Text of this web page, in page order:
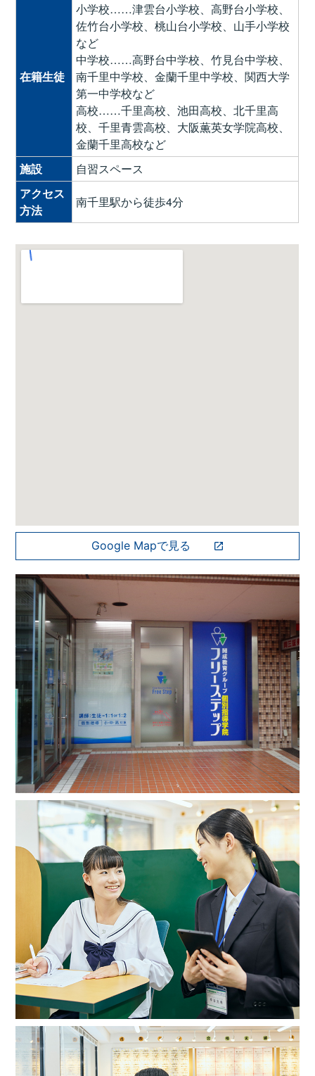
在籍生徒
小学校……津雲台小学校、高野台小学校、
佐竹台小学校、桃山台小学校、山手小学校
など
中学校……高野台中学校、竹見台中学校、
南千里中学校、金蘭千里中学校、関西大学
第一中学校など
高校……千里高校、池田高校、北千里高
校、千里青雲高校、大阪薫英女学院高校、
金蘭千里高校など
施設
自習スペース
アクセス
方法
南千里駅から徒歩4分
Google Mapで見る